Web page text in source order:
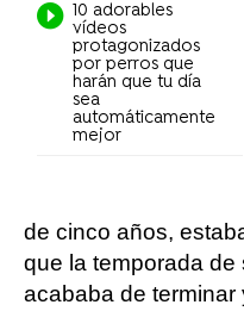
10 adorables
vídeos
protagonizados
por perros que
harán que tu día
sea
automáticamente
mejor
de cinco años,
que la temporada de
acababa de